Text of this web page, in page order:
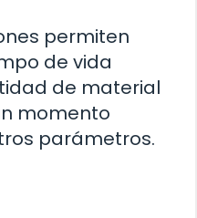
permiten
de vida
de material
momento
parámetros.